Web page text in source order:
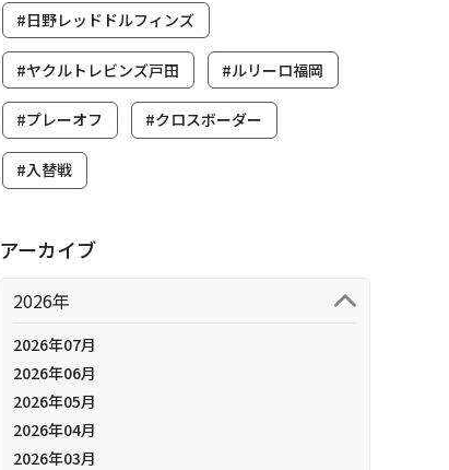
#日野レッドドルフィンズ
#ヤクルトレビンズ戸田 #ルリーロ福岡
#プレーオフ #クロスボーダー
#入替戦
アーカイブ
2026年
2026年07月
2026年06月
2026年05月
2026年04月
2026年03月